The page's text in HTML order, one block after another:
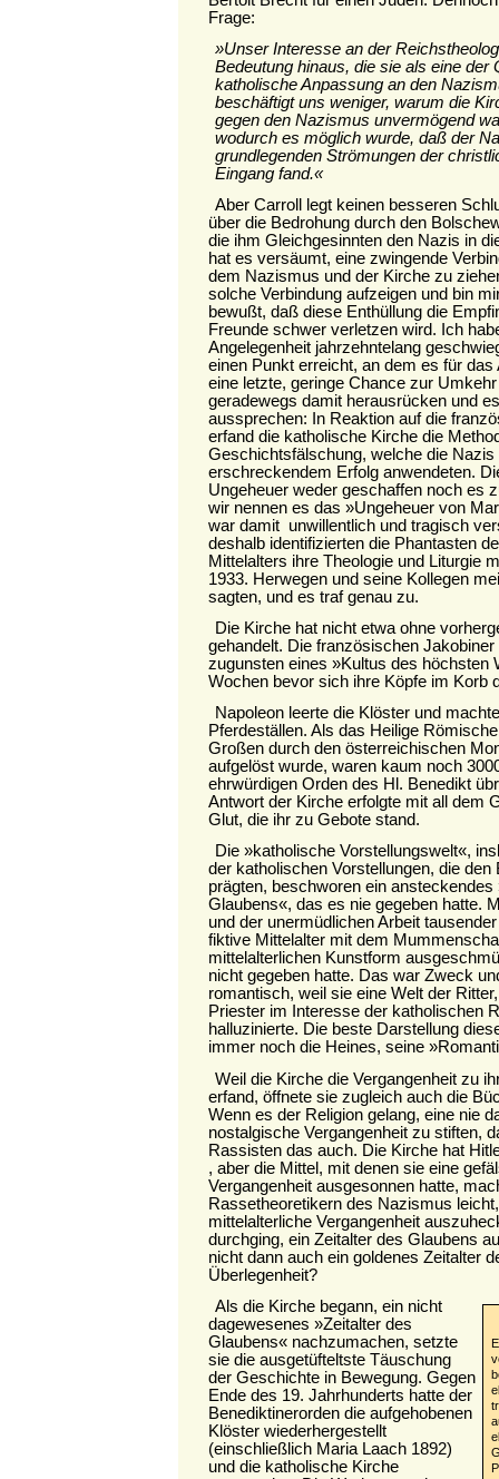
Frage:
»Unser Interesse an der
Bedeutung hinaus, die sie als eine der
katholische Anpassung an den
beschäftigt uns weniger, warum die
gegen den Nazismus unvermögend
wodurch es möglich wurde, daß der
grundlegenden Strömungen der
Eingang fand.«
Aber Carroll legt keinen besseren
über die Bedrohung durch den
die ihm Gleichgesinnten den Nazis in
hat es versäumt, eine zwingende
dem Nazismus und der Kirche zu
solche Verbindung aufzeigen und bin
bewußt, daß diese Enthüllung die
Freunde schwer verletzen wird. Ich
Angelegenheit jahrzehntelang
einen Punkt erreicht, an dem es für das
eine letzte, geringe Chance zur
geradewegs damit herausrücken und
aussprechen: In Reaktion auf die
erfand die katholische Kirche die
Geschichtsfälschung, welche die Nazis
erschreckendem Erfolg anwendeten.
Ungeheuer weder geschaffen noch es
wir nennen es das »Ungeheuer von
war damit unwillentlich und tragisch
deshalb identifizierten die Phantasten
Mittelalters ihre Theologie und Liturgie
1933. Herwegen und seine Kollegen
sagten, und es traf genau zu.
Die Kirche hat nicht etwa ohne
gehandelt. Die französischen
zugunsten eines »Kultus des höchsten
Wochen bevor sich ihre Köpfe im Korb
Napoleon leerte die Klöster und
Pferdeställen. Als das Heilige
Großen durch den österreichischen
aufgelöst wurde, waren kaum noch
ehrwürdigen Orden des Hl. Benedikt
Antwort der Kirche erfolgte mit all dem
Glut, die ihr zu Gebote stand.
Die »katholische Vorstellungswelt«,
der katholischen Vorstellungen, die den
prägten, beschworen ein ansteckendes
Glaubens«, das es nie gegeben hatte.
und der unermüdlichen Arbeit
fiktive Mittelalter mit dem
mittelalterlichen Kunstform
nicht gegeben hatte. Das war Zweck
romantisch, weil sie eine Welt der
Priester im Interesse der katholischen
halluzinierte. Die beste Darstellung
immer noch die Heines, seine
Weil die Kirche die Vergangenheit zu
erfand, öffnete sie zugleich auch die
Wenn es der Religion gelang, eine nie
nostalgische Vergangenheit zu stiften,
Rassisten das auch. Die Kirche hat
, aber die Mittel, mit denen sie eine
Vergangenheit ausgesonnen hatte,
Rassetheoretikern des Nazismus
mittelalterliche Vergangenheit
durchging, ein Zeitalter des Glaubens
nicht dann auch ein goldenes Zeitalter
Überlegenheit?
Als die Kirche begann, ein nicht
dagewesenes »Zeitalter des
Glaubens« nachzumachen, setzte
sie die ausgetüfteltste Täuschung
der Geschichte in Bewegung. Gegen
Ende des 19. Jahrhunderts hatte der
Benediktinerorden die aufgehobenen
Klöster wiederhergestellt
(einschließlich Maria Laach 1892)
und die katholische Kirche